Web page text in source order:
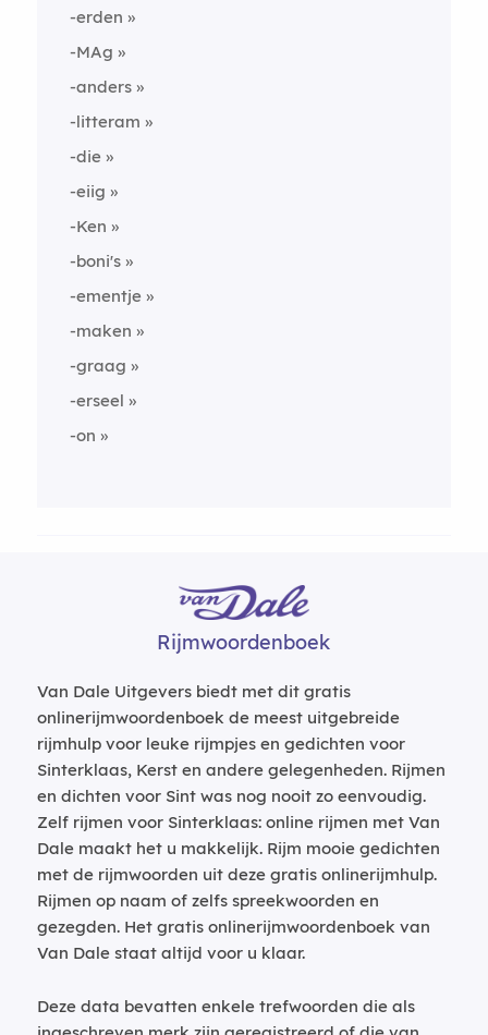
-erden
-MAg
-anders
-litteram
-die
-eiig
-Ken
-boni's
-ementje
-maken
-graag
-erseel
-on
Rijmwoordenboek
Van Dale Uitgevers biedt met dit gratis
onlinerijmwoordenboek de meest uitgebreide
rijmhulp voor leuke rijmpjes en gedichten voor
Sinterklaas, Kerst en andere gelegenheden. Rijmen
en dichten voor Sint was nog nooit zo eenvoudig.
Zelf rijmen voor Sinterklaas: online rijmen met Van
Dale maakt het u makkelijk. Rijm mooie gedichten
met de rijmwoorden uit deze gratis onlinerijmhulp.
Rijmen op naam of zelfs spreekwoorden en
gezegden. Het gratis onlinerijmwoordenboek van
Van Dale staat altijd voor u klaar.
Deze data bevatten enkele trefwoorden die als